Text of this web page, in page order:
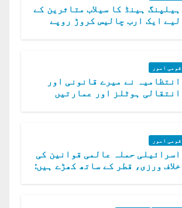
ہیلپنگ ہینڈ کا سیلاب متاثرین کے
لیے ایک ارب چالیس کروڑ روپے
قومی امور
انتظامیہ نے میرے قانونی اور
انتقالی ہوٹلز اور عمارتیں
قومی امور
اسرائیلی حملہ عالمی قوانین کی
خلاف ورزی، قطر کے ساتھ کھڑے ہیں: